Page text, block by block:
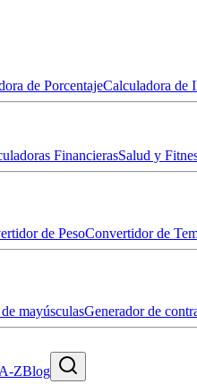
de PorcentajeCalculadora de
FinancierasSalud y
de PesoConvertidor de
mayúsculasGenerador de
ZBlog